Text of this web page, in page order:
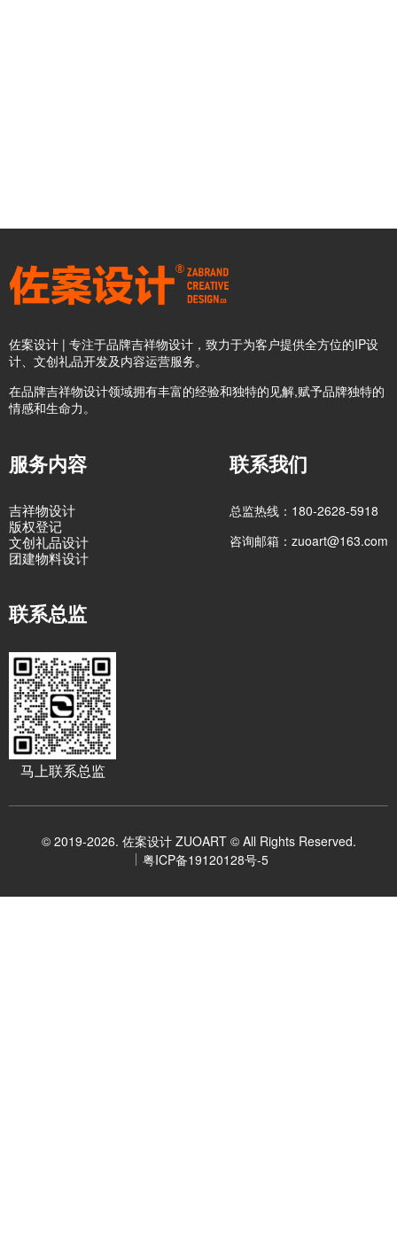
佐案设计 | 专注于品牌吉祥物设计，致力于为客户提供全方位的IP设
计、文创礼品开发及内容运营服务。
在品牌吉祥物设计领域拥有丰富的经验和独特的见解,赋予品牌独特的
情感和生命力。
服务内容
吉祥物设计
版权登记
文创礼品设计
团建物料设计
联系我们
总监热线：180-2628-5918
咨询邮箱：zuoart@163.com
联系总监
马上联系总监
© 2019-2026. 佐案设计 ZUOART © All Rights Reserved.
粤ICP备19120128号-5